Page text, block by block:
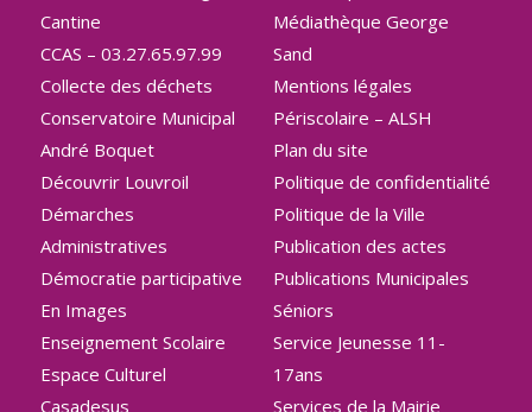
Cantine
CCAS – 03.27.65.97.99
Collecte des déchets
Conservatoire Municipal
André Boquet
Découvrir Louvroil
Démarches
Administratives
Démocratie participative
En Images
Enseignement Scolaire
Espace Culturel
Casadesus
Médiathèque George
Sand
Mentions légales
Périscolaire – ALSH
Plan du site
Politique de confidentialité
Politique de la Ville
Publication des actes
Publications Municipales
Séniors
Service Jeunesse 11-
17ans
Services de la Mairie